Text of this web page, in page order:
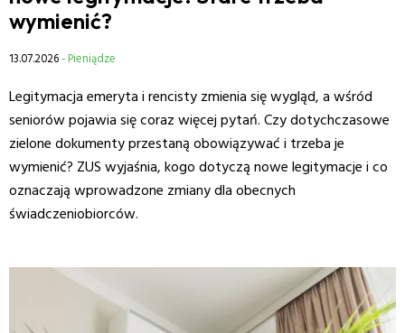
wymienić?
13.07.2026- Pieniądze
Legitymacja emeryta i rencisty zmienia się wygląd, a wśród
seniorów pojawia się coraz więcej pytań. Czy dotychczasowe
zielone dokumenty przestaną obowiązywać i trzeba je
wymienić? ZUS wyjaśnia, kogo dotyczą nowe legitymacje i co
oznaczają wprowadzone zmiany dla obecnych
świadczeniobiorców.